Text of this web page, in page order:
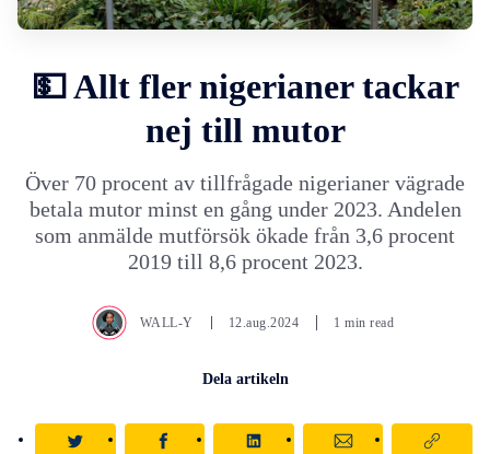
💵 Allt fler nigerianer tackar
nej till mutor
Över 70 procent av tillfrågade nigerianer vägrade
betala mutor minst en gång under 2023. Andelen
som anmälde mutförsök ökade från 3,6 procent
2019 till 8,6 procent 2023.
WALL-Y 12.aug.2024 1 min read
Dela artikeln